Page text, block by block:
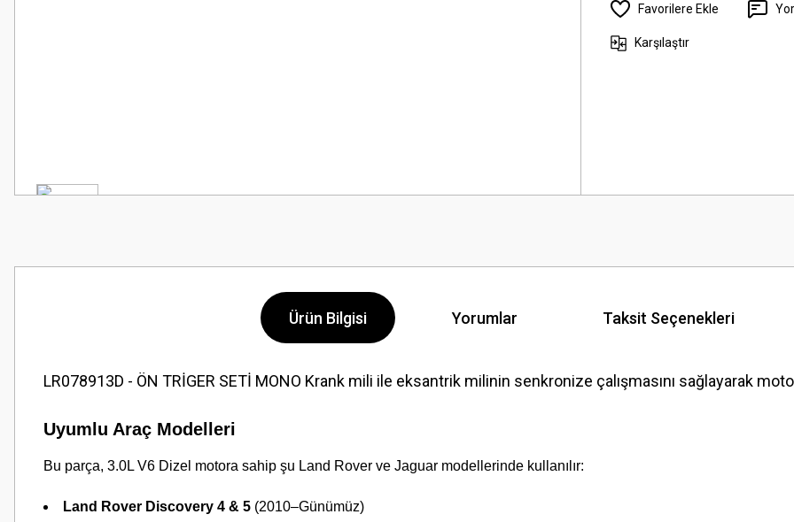
Karşılaştır
Ürün Bilgisi Yorumlar Taksit Seçenekleri
LR078913D - ÖN TRİGER SETİ MONO Krank mili ile eksantrik milinin senkronize çalışmasını sağlayarak
Uyumlu Araç Modelleri
Bu parça, 3.0L V6 Dizel motora sahip şu Land Rover ve Jaguar modellerinde kullanılır:
Land Rover Discovery 4 & 5 (2010–Günümüz)